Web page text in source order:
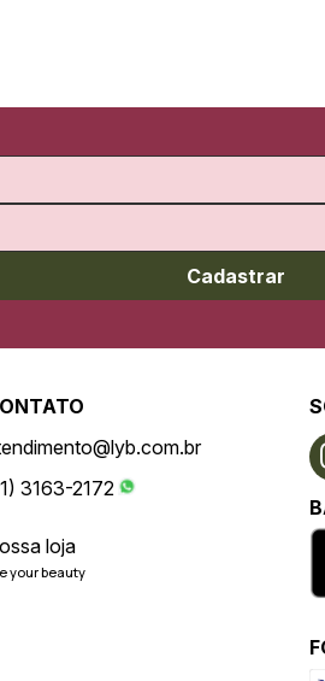
Cadastrar
3163-2172
loja
your beauty